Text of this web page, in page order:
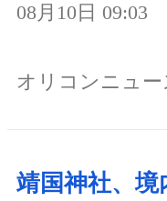
08月10日 09:03
オリコンニュー
靖国神社、境